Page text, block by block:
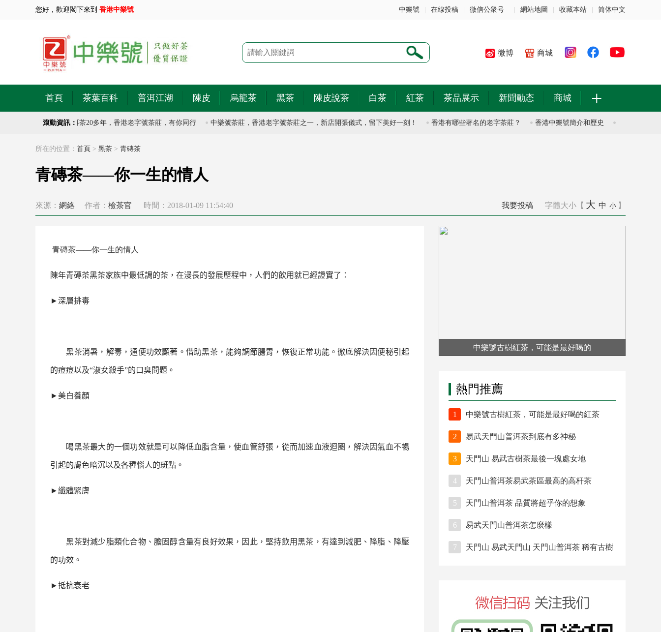
您好，歡迎閣下來到 香港中樂號 中樂號 在線投稿 微信公衆号 網站地圖 收藏本站 简体中文
微博 商城
首頁 茶葉百科 普洱江湖 陳皮 烏龍茶 黑茶 陳皮說茶 白茶 紅茶 茶品展示 新聞動态 商城 +
滾動資訊：
，專注於古樹普洱茶20多年，香港老字號茶莊，有你同行 中樂號茶莊，香港老字號茶莊之一，新店開張儀式，留下美好一刻！ 香港有哪些著名的老字茶莊？ 香港中樂號簡介和歷史 香港中樂號簡介和
所在的位置： 首頁 > 黑茶 > 青磚茶
青磚茶——你一生的情人
來源： 網絡 作者： 檢茶官 時間：2018-01-09 11:54:40 我要投稿 字體大小【 大 中 小 】
青磚茶——你一生的情人
陳年青磚茶黑茶家族中最低調的茶，在漫長的發展歷程中，人們的飲用就已經證實了：
►深層排毒
黑茶消暑，解毒，通便功效顯著。借助黑茶 ，能夠調節腸胃，恢復正常功能。徹底解決因便秘引起
的痘痘以及“淑女殺手”的口臭問題。
► 美白養顏
喝黑茶最大的一個功效就是可以降低血脂含量，使血管舒張，從而加速血液迴圈，解決因氣血不暢
引起的膚色暗沉以及各種惱人的斑點。
►纖體緊膚
黑茶對減少脂類化合物、膽固醇含量有良好效果，因此，堅持飲用黑茶 ，有達到減肥、降脂、降壓
的功效。
►抵抗衰老
中樂號古樹紅茶，可能是最好喝的
熱門推薦
1 中樂號古樹紅茶，可能是最好喝的紅茶
2 易武天門山普洱茶到底有多神秘
3 天門山 易武古樹茶最後一塊處女地
4 天門山普洱茶易武茶區最高的高杆茶
5 天門山普洱茶 品質將超乎你的想象
6 易武天門山普洱茶怎麼樣
7 天門山 易武天門山 天門山普洱茶 稀有古樹